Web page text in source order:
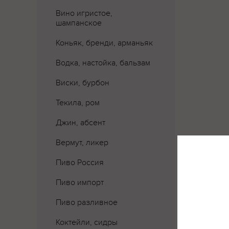
Вино игристое,
шампанское
Коньяк, бренди, арманьяк
Водка, настойка, бальзам
Виски, бурбон
Текила, ром
Джин, абсент
Вермут, ликер
Пиво Россия
Пиво импорт
Пиво разливное
Коктейли, сидры